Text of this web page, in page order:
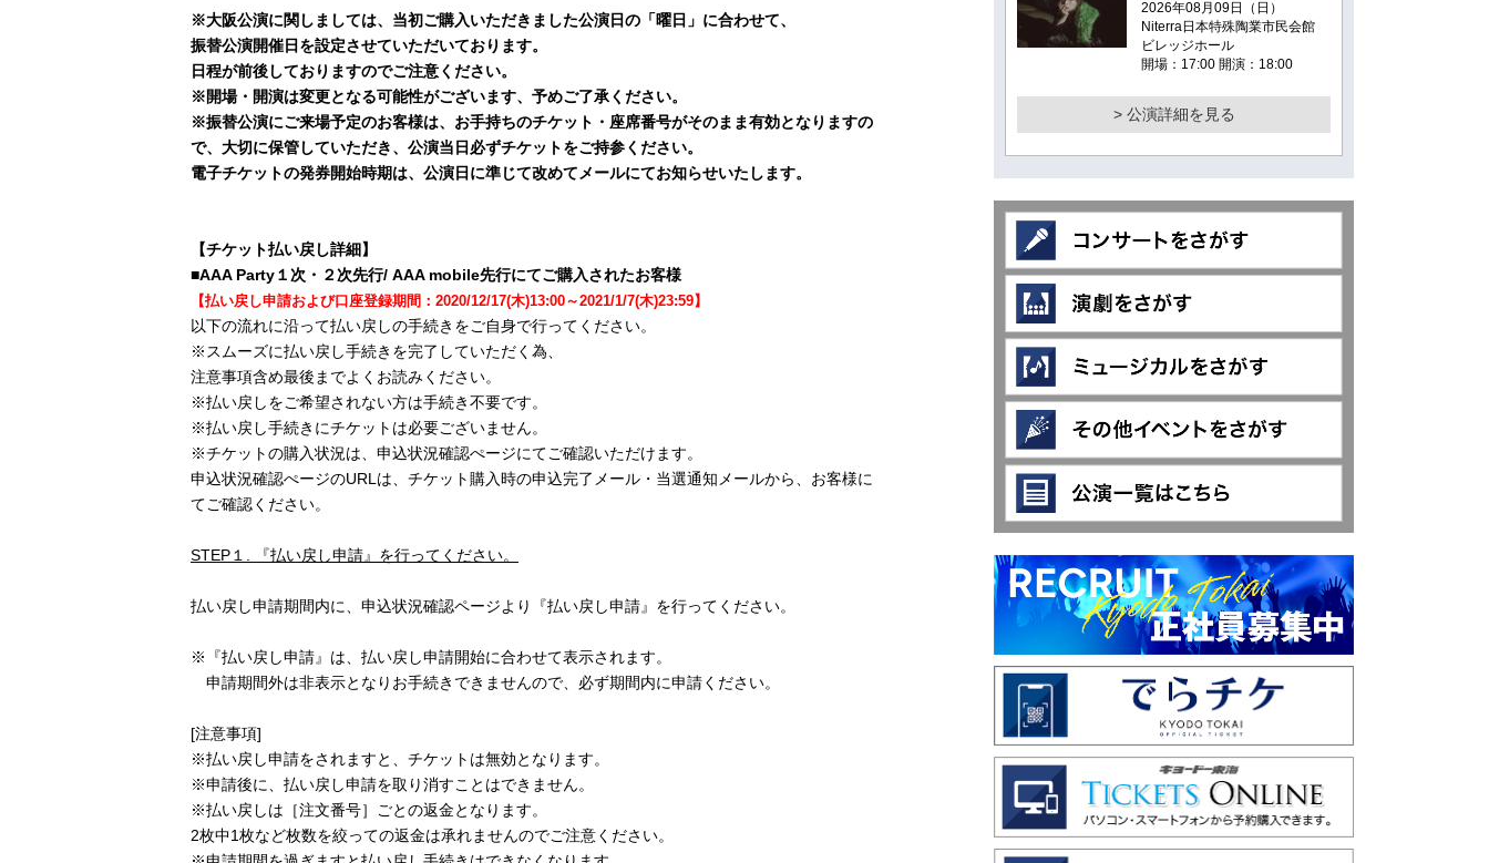
※大阪公演に関しましては、当初ご購入いただきました公演日の「曜日」に合わせて、
振替公演開催日を設定させていただいております。
日程が前後しておりますのでご注意ください。
※開場・開演は変更となる可能性がございます、予めご了承ください。
※振替公演にご来場予定のお客様は、お手持ちのチケット・座席番号がそのまま有効となりますの
で、大切に保管していただき、公演当日必ずチケットをご持参ください。
電子チケットの発券開始時期は、公演日に準じて改めてメールにてお知らせいたします。
【チケット払い戻し詳細】
■AAA Party１次・２次先行/ AAA mobile先行にてご購入されたお客様
【払い戻し申請および口座登録期間 ： 2020/12/17(木)13:00～2021/1/7(木)23:59】
以下の流れに沿って払い戻しの手続きをご自身で行ってください。
※スムーズに払い戻し手続きを完了していただく為、
注意事項含め最後までよくお読みください。
※払い戻しをご希望されない方は手続き不要です。
※払い戻し手続きにチケットは必要ございません。
※チケットの購入状況は、申込状況確認ぺージにてご確認いただけます。
申込状況確認ぺージのURLは、チケット購入時の申込完了メール・当選通知メールから、お客様に
てご確認ください。
STEP１. 『払い戻し申請』を行ってください。
払い戻し申請期間内に、申込状況確認ページより『払い戻し申請』を行ってください。
※『払い戻し申請』は、払い戻し申請開始に合わせて表示されます。
申請期間外は非表示となりお手続きできませんので、必ず期間内に申請ください。
[注意事項]
※払い戻し申請をされますと、チケットは無効となります。
※申請後に、払い戻し申請を取り消すことはできません。
※払い戻しは［注文番号］ごとの返金となります。
2枚中1枚など枚数を絞っての返金は承れませんのでご注意ください。
2026年08月09日（日）
Niterra日本特殊陶業市民会館
ビレッジホール
開場：17:00 開演：18:00
> 公演詳細を見る